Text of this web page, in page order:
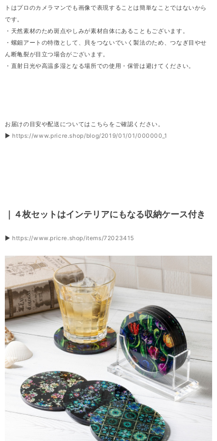
トはプロのカメラマンでも画像で表現することは簡単なことではないから
です。
・天然素材のため斑点やしみが素材自体にあることもございます。
・螺鈿アートの特徴として、貝をつないでいく製法のため、つなぎ目やせ
ん断亀裂が目立つ場合がございます。
・直射日光や高温多湿となる場所での使用・保管は避けてください。
お届けの目安や配送についてはこちらをご確認ください。
▶ https://www.pricre.shop/blog/2019/01/01/000000_1
｜４枚セットはインテリアにもなる収納ケース付き
▶ https://www.pricre.shop/items/72023415